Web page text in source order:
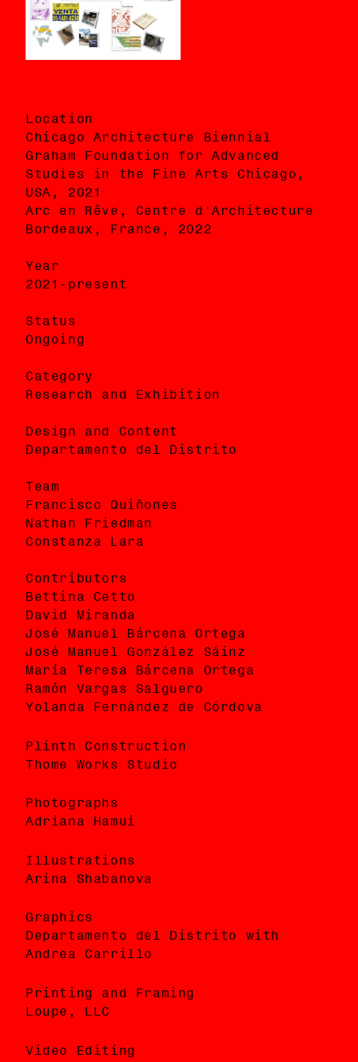
Location
Chicago Architecture Biennial
Graham Foundation for Advanced
Studies in the Fine Arts Chicago,
USA, 2021
Arc en Rêve, Centre d'Architecture
Bordeaux, France, 2022
Year
2021-present
Status
Ongoing
Category
Research and Exhibition
Design and Content
Departamento del Distrito
Team
Francisco Quiñones
Nathan Friedman
Constanza Lara
Contributors
Bettina Cetto
David Miranda
José Manuel Bárcena Ortega
José Manuel González Sáinz
María Teresa Bárcena Ortega
Ramón Vargas Salguero
Yolanda Fernández de Córdova
Ubicación
Chicago Architecture Biennial
Graham Foundation for Advanced
Studies in the Fine Arts Chicago,
USA, 2021
Arc en Rêve, Centre d'Architecture
Bordeaux, France, 2022
Año
2021-presente
Status
En curso
Categoría
Investigación y Exhibición
Diseño y Contenido
Departamento del Distrito
Equipo
Francisco Quiñones
Nathan Friedman
Constanza Lara
Contribuidores
Bettina Cetto
David Miranda
José Manuel Bárcena Ortega
José Manuel González Sáinz
María Teresa Bárcena Ortega
Ramón Vargas Salguero
Yolanda Fernández de Córdova
Plinth Construction
Thome Works Studio
Photographs
Adriana Hamui
Illustrations
Arina Shabanova
Graphics
Departamento del Distrito with
Andrea Carrillo
Printing and Framing
Loupe, LLC
Video Editing
Construcción de Pedestal
Thome Works Studio
Fotografías
Adriana Hamui
Ilustraciones
Arina Shabanova
Gráficos
Departamento del Distrito con Andrea
Carrillo
Impresión y Enmarcado
Loupe, LLC
Edición de Video